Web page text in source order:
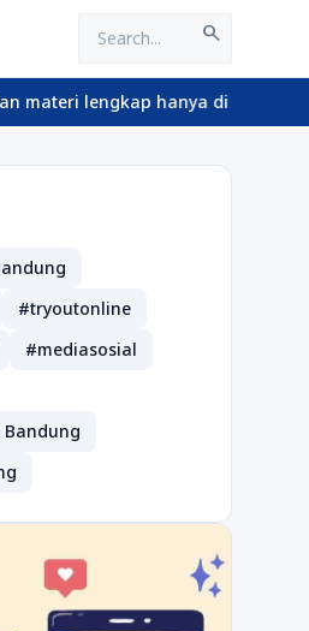
search
lengkap hanya di
#tryoutonline
#mediasosial